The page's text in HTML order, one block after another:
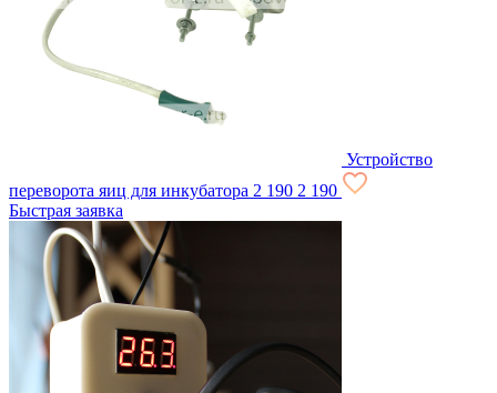
Устройство
переворота яиц для инкубатора 2 190 2 190
Быстрая заявка